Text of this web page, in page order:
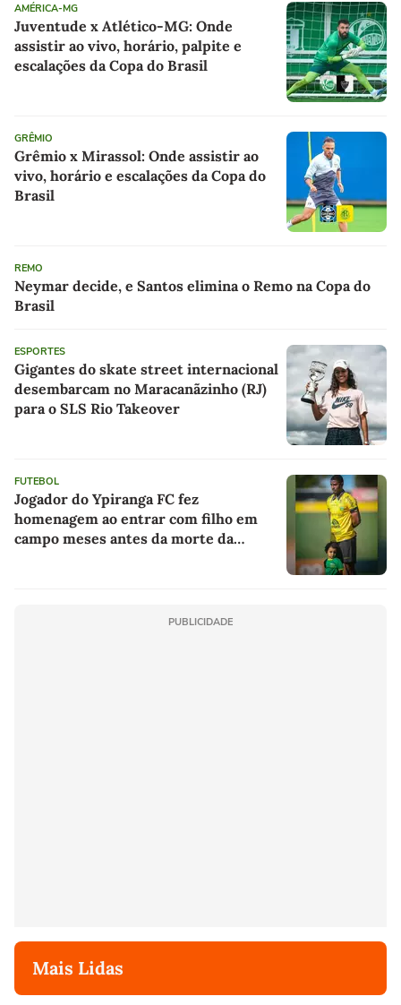
AMÉRICA-MG
Juventude x Atlético-MG: Onde
assistir ao vivo, horário, palpite e
escalações da Copa do Brasil
GRÊMIO
Grêmio x Mirassol: Onde assistir ao
vivo, horário e escalações da Copa do
Brasil
REMO
Neymar decide, e Santos elimina o Remo na Copa do
Brasil
ESPORTES
Gigantes do skate street internacional
desembarcam no Maracanãzinho (RJ)
para o SLS Rio Takeover
FUTEBOL
Jogador do Ypiranga FC fez
homenagem ao entrar com filho em
campo meses antes da morte da
PUBLICIDADE
Mais Lidas